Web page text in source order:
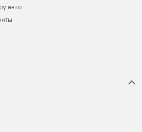
авто